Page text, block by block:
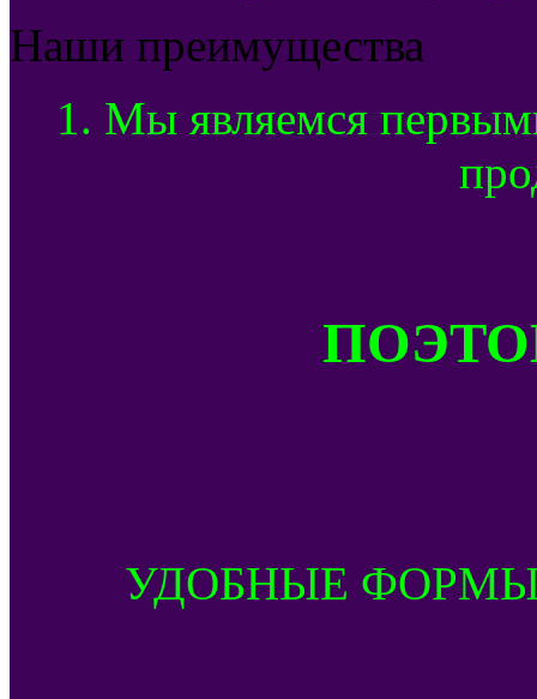
Наши преимущества
1. Мы являемся
УДОБНЫЕ